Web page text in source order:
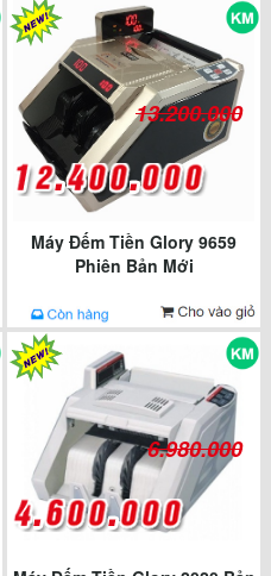
13.200.000
Máy Đếm Tiền Glory 9659
Phiên Bản Mới
6.980.000